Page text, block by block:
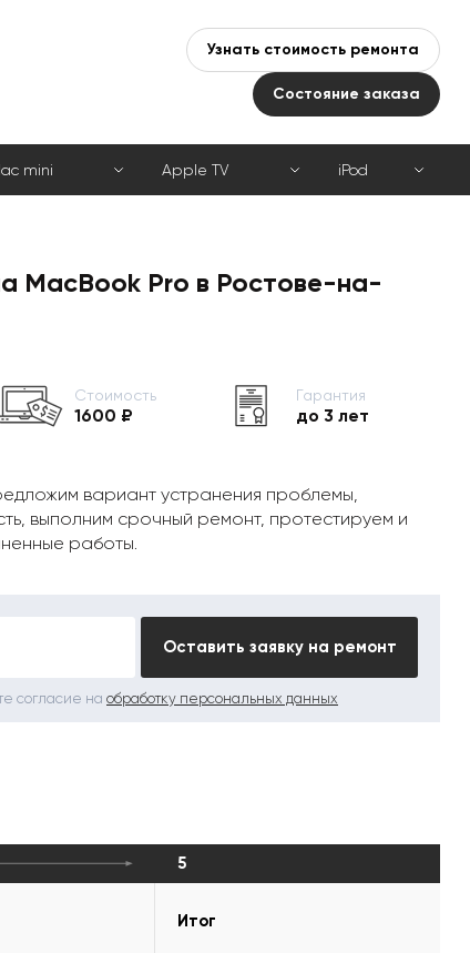
Узнать стоимость ремонта
Состояние заказа
mini Apple TV iPod
MacBook Pro в Ростове-на-
Стоимость
1600 ₽
Гарантия
до 3 лет
вариант устранения проблемы,
выполним срочный ремонт, протестируем и
работы.
Оставить заявку на ремонт
согласие на обработку персональных данных
5
Итог